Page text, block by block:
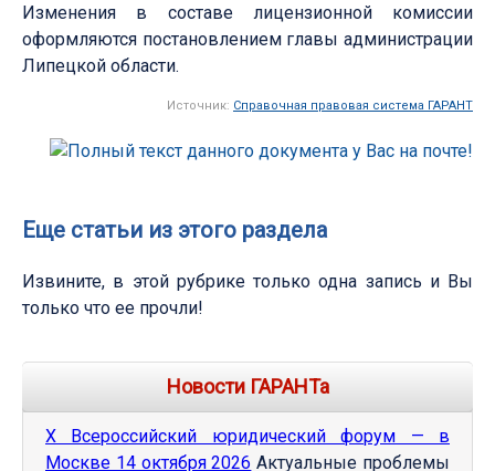
Изменения в составе лицензионной комиссии
оформляются постановлением главы администрации
Липецкой области.
Источник: Справочная правовая система ГАРАНТ
Еще статьи из этого раздела
Извините, в этой рубрике только одна запись и Вы
только что ее прочли!
Новости ГАРАНТа
Х Всероссийский юридический форум — в
Москве 14 октября 2026 Актуальные проблемы